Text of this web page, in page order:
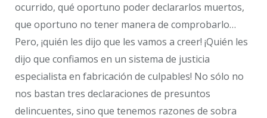
ocurrido, qué oportuno poder declararlos muertos,
que oportuno no tener manera de comprobarlo…
Pero, ¡quién les dijo que les vamos a creer! ¡Quién les
dijo que confiamos en un sistema de justicia
especialista en fabricación de culpables! No sólo no
nos bastan tres declaraciones de presuntos
delincuentes, sino que tenemos razones de sobra